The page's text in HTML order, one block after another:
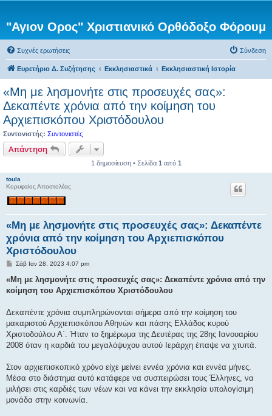
"Αγιον Ορος" Χριστιανικό Ορθόδοξο Φόρουμ
Συχνές ερωτήσεις Σύνδεση
Ευρετήριο Δ. Συζήτησης Εκκλησιαστικά Εκκλησιαστική Ιστορία
«Μη με λησμονήτε στις προσευχές σας»:
Δεκαπέντε χρόνια από την κοίμηση του
Αρχιεπισκόπου Χριστόδουλου
Συντονιστής: Συντονιστές
Απάντηση
1 δημοσίευση • Σελίδα 1 από 1
toula
Κορυφαίος Αποστολέας
«Μη με λησμονήτε στις προσευχές σας»: Δεκαπέντε
χρόνια από την κοίμηση του Αρχιεπισκόπου
Χριστόδουλου
Δ
μ
σ
υ
σ
Σάβ Ιαν 28, 2023 4:07 pm
«Μη με λησμονήτε στις προσευχές σας»: Δεκαπέντε χρόνια από την
κοίμηση του Αρχιεπισκόπου Χριστόδουλου
Δεκαπέντε χρόνια συμπληρώνονται σήμερα από την κοίμηση του
μακαριστού Αρχιεπισκόπου Αθηνών και πάσης Ελλάδος κυρού
Χριστοδούλου Α΄. Ήταν το ξημέρωμα της Δευτέρας της 28ης Ιανουαρίου
2008 όταν η καρδιά του μεγαλόψυχου αυτού Ιεράρχη έπαψε να χτυπά.
Στον αρχιεπισκοπικό χρόνο είχε μείνει εννέα χρόνια και εννέα μήνες.
Μέσα στο διάστημα αυτό κατάφερε να συσπειρώσει τους Έλληνες, να
μιλήσει στις καρδιές των νέων και να κάνει την εκκλησία υπολογίσιμη
μονάδα στην κοινωνία.